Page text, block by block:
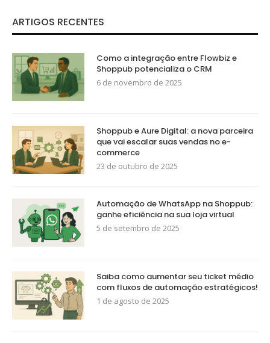
ARTIGOS RECENTES
Como a integração entre Flowbiz e
Shoppub potencializa o CRM
6 de novembro de 2025
Shoppub e Aure Digital: a nova parceira
que vai escalar suas vendas no e-
commerce
23 de outubro de 2025
Automação de WhatsApp na Shoppub:
ganhe eficiência na sua loja virtual
5 de setembro de 2025
Saiba como aumentar seu ticket médio
com fluxos de automação estratégicos!
1 de agosto de 2025